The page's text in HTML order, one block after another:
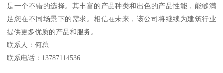
是一个不错的选择。其丰富的产品种类和出色的产品性能，能够满
足您在不同场景下的需求。相信在未来，该公司将继续为建筑行业
提供更多优质的产品和服务。
联系人：何总
联系电话：13787114536